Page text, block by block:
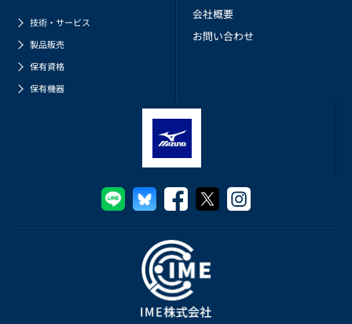
技術・サービス
製品販売
保有資格
保有機器
会社概要
お問い合わせ